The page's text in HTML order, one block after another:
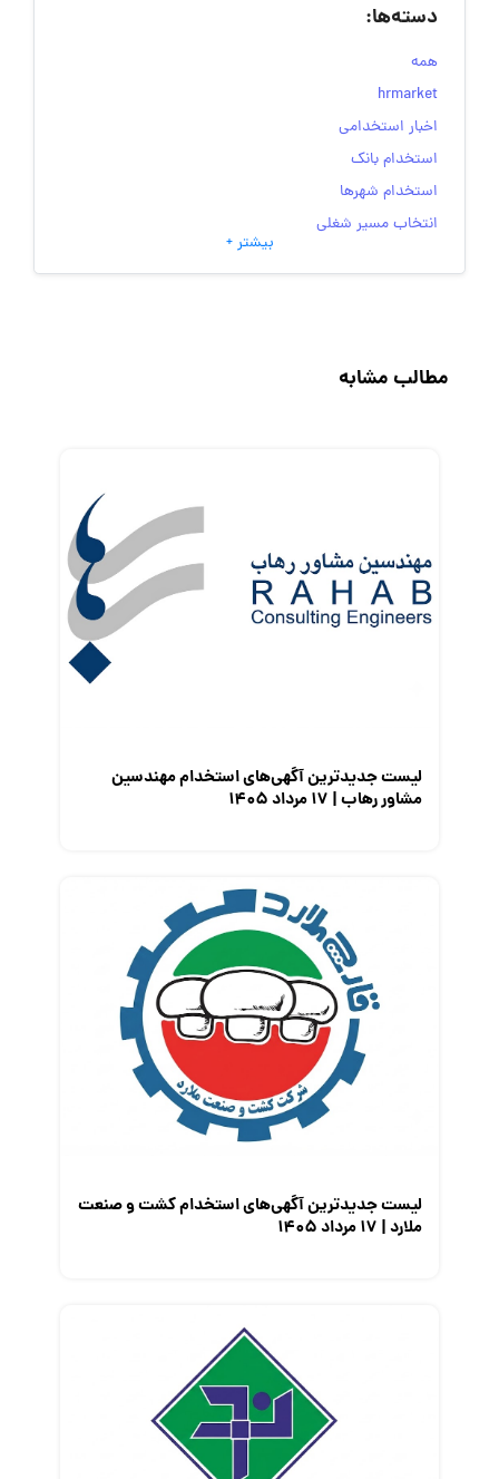
دسته‌ها:
همه
hrmarket
اخبار استخدامی
استخدام بانک
استخدام شهرها
انتخاب مسیر شغلی
به‌روزرسانی‌های سایت (کارجویی)
رزومه
گزارش‌های آماری
مصاحبه شغلی
معرفی شرکت ها
بیشتر +
مطالب مشابه
لیست جدیدترین آگهی‌های استخدام مهندسین
مشاور رهاب | ۱۷ مرداد ۱۴۰۵
لیست جدیدترین آگهی‌های استخدام کشت و صنعت
ملارد | ۱۷ مرداد ۱۴۰۵